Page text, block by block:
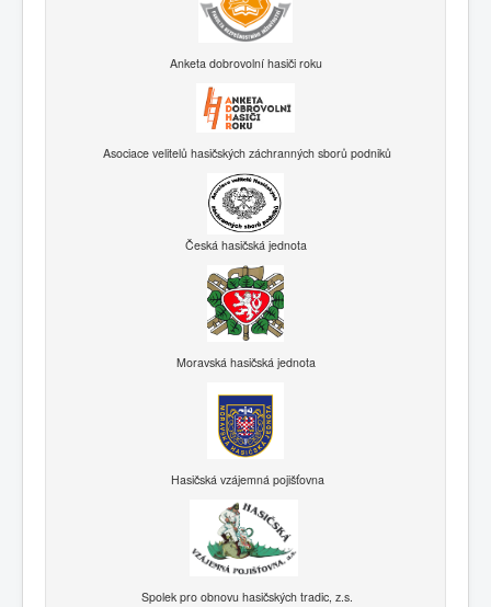
Anketa dobrovolní hasiči roku
Asociace velitelů hasičských záchranných sborů podniků
Česká hasičská jednota
Moravská hasičská jednota
Hasičská vzájemná pojišťovna
Spolek pro obnovu hasičských tradic, z.s.